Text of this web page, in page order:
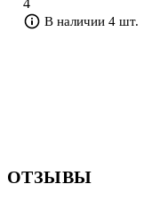
4
В наличии 4 шт.
ОТЗЫВЫ